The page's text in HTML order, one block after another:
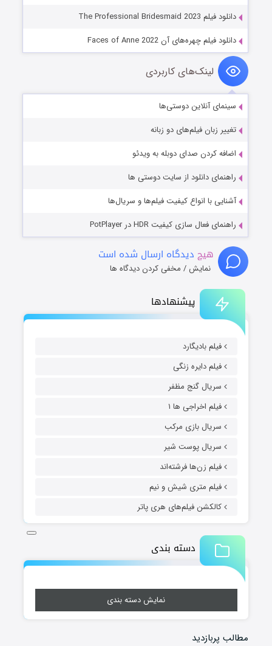
پیشنهادها
فیلم بادیگارد
فیلم دایره زنگی
سریال گنج مظفر
فیلم اخراجی ها ۱
سریال بازی مرکب
سریال پوست شیر
فیلم زن‌ها فرشته‌اند
فیلم متری شیش و نیم
کالکشن فیلم‌های هری پاتر
دسته بندی
نمایش دسته بندی
مطالب پربازدید
دانلود فیلم The Professional Bridesmaid 2023
دانلود فیلم چهره‌های آن Faces of Anne 2022
لینک‌های کاربردی
سینمای آنلاین دوستی‌ها
تغییر زبان فیلم‌های دو زبانه
اضافه کردن صدای دوبله به ویدئو
راهنمای دانلود از سایت دوستی ها
آشنایی با انواع کیفیت فیلم‌ها و سریال‌ها
راهنمای فعال سازی کیفیت HDR در PotPlayer
هیچ دیدگاه ارسال شده است
نمایش / مخفی کردن دیدگاه ها